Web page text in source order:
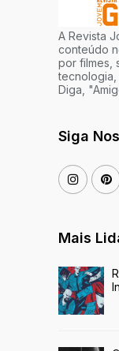
A Revista
conteúdo
por filmes,
tecnologia,
Diga,
Siga
Mais